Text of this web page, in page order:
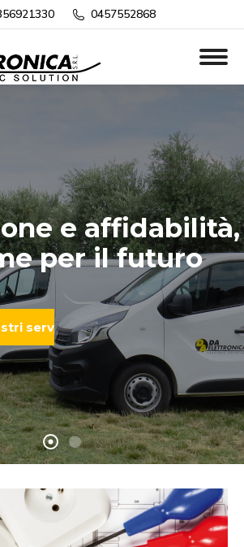
0457552868
e affidabilità,
per il futuro
servizi